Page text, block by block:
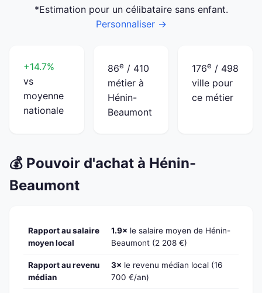
*Estimation pour un célibataire sans enfant.
Personnaliser →
+14.7%
vs
moyenne
nationale
86e / 410
métier à
Hénin-
Beaumont
176e / 498
ville pour
ce métier
💰 Pouvoir d'achat à Hénin-
Beaumont
Rapport au salaire
moyen local
1.9× le salaire moyen de Hénin-
Beaumont (2 208 €)
Rapport au revenu
médian
3× le revenu médian local (16
700 €/an)